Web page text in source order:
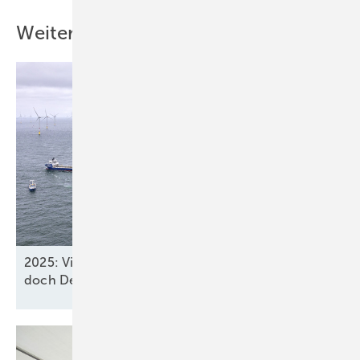
umfangreiches Konferenzprogramm erarbeitet, das sich um die
Integration von Wind und anderen Erneuerbaren in unsere
Energiesysteme beschäftigt. Dort auf dem Stage ebenso wie bei den
Ausstellenden selbst finden sich Sektorkopplungsthemen wie Power-
to-X, Energieumwandlung, Speicher- und Hybridlösungen.
Nicole Weinhold
Weitere Inhalte
2025: Vier neue Meereswindparks stöpseln ein,
doch Deutschland verfehlt